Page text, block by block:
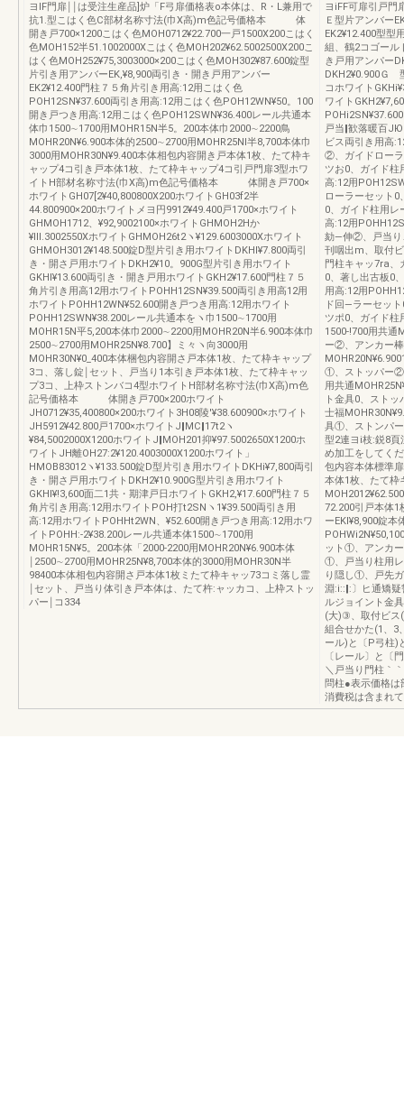
ヨlF門扉￨￨は受注生産品]炉「F弓扉価格表o本体は、R・L兼用で
抗1.型こはく色C部材名称寸法(巾X高)m色記号価格本 体
開き戸700×1200こはく色MOH0712¥22.700一戸1500X200こはく
色MOH152半51.1002000Xこはく色MOH202¥62.5002500X200こ
はく色MOH252¥75,3003000×200こはく色MOH302¥87.600錠型
片引き用アンバーEK,¥8,900両引き・開き戸用アンバー
EK2¥12.400門柱７５角片引き用高:12用こはく色
POH12SN¥37.600両引き用高:12用こはく色POH12WN¥50。100
開き戸つき用高:12用こはく色POH12SWN¥36.400レール共通本
体巾1500∼1700用MOHR15N半5。200本体巾2000∼2200鳥
MOHR20N¥6.900本体的2500∼2700用MOHR25NI半8,700本体巾
3000用MOHR30N¥9.400本体相包内容開き戸本体1枚、たて枠キ
ャップ4コ引き戸本体1枚、たて枠キャップ4コ引戸門扉3型ホワ
イトH部材名称寸法(巾X高)m色記号価格本 体開き戸700×
ホワイトGH07[2¥40,800800X200ホワイトGH03f2半
44.800900×200ホワイトメヨ円9912¥49.400戸1700×ホワイト
GHMOH1712、¥92,9002100×ホワイトGHMOH2Hか
¥lll.3002550XホワイトGHMOH26t2ヽ¥129.6003000Xホワイト
GHMOH3012¥148.500錠D型片引き用ホワイトDKHl¥7.800両引
き・開さ戸用ホワイトDKH2¥10。900G型片引き用ホワイト
GKHl¥13.600両引き・開き戸用ホワイトGKH2¥17.600門柱７５
角片引き用高12用ホワイトPOHH12SN¥39.500両引き用高12用
ホワイトPOHH12WN¥52.600開き戸つき用高:12用ホワイト
POHH12SWN¥38.200レール共通本をヽ巾1500∼1700用
MOHR15N平5,200本体巾2000∼2200用MOHR20N半6.900本体巾
2500∼2700用MOHR25N¥8.700】ミ々ヽ向3000用
MOHR30N¥0_400本体梱包内容開さ戸本体1枚、たて枠キャップ
3コ、落し錠￨セット、戸当り1本引き戸本体1枚、たて枠キャッ
プ3コ、上枠ストンバコ4型ホワイトH部材名称寸法(巾X高)m色
記号価格本 体開き戸700×200ホワイト
JH0712¥35,400800×200ホワイト3H08陵′¥38.600900×ホワイト
JH5912¥42.800戸1700×ホワイトJ‖MC‖17t2ヽ
¥84,5002000X1200ホワイトJ‖MOH201抑¥97.5002650X1200ホ
ワイトJH離OH27:2¥120.4003000X1200ホワイト」
HMOB83012ヽ¥133.500錠D型片引き用ホワイトDKHi¥7,800両引
き・開さ戸用ホワイトDKH2¥10.900G型片引き用ホワイト
GKHl¥!3,600面二1共・期津戸日ホワイトGKH2,¥17.600門柱７５
角片引き用高:12用ホワイトPOH打t2SNヽ1¥39.500両引き用
高:12用ホワイトPOHHt2WN、¥52.600開き戸つき用高:12用ホワ
イトPOHH:‐2¥38.200レール共通本体1500∼1700用
MOHR15N¥5。200本体「2000-2200用MOHR20N¥6.900本体
￨2500∼2700用MOHR25N¥8,700本体的3000用MOHR30N半
98400本体相包内容開さ戸本体1枚ミたて枠キャッ73コミ落し霊
￨セット、戸当り体引き戸本体は、たて杵:ャッカコ、上枠ストッ
パー￨コ334
ヨiFF可扉引戸門
Ｅ型片アンバー
EK2¥12.400型
組、鶴2コゴール
き戸用アンパー
DKH2¥0.900Ｇ
コホワイト
ワイト
戸当‖歓落暖百
ビス両引き用高
②、ガイドロー
ツお0、ガイド
高:12用
ローラーセット
0、ガイド柱用レ
高:12用
劾―伸②、戸当り
刊咽出m、取付
門柱キャッ7ra、
0、著し出古板0
用高:12用
ド回―ラーセッ
ツポ0、ガイド
1500-!700用共通
ー②、アンカー
①、ストッパー②
用共通
ト金具0、スト
士福
具①、ストンパ
型2連ヨi枝:鋭8頁
め加工をしてく
包内容本体標準
本体1枚、たて枠
72.200引戸本体1
ーEKl¥8,900錠本
ット①、アンカ
①、戸当り柱用
り隠し①、戸先
淵:i::‖:〕ヒ通矯
ルジョイント金
(大)③、取付ビス
組合せかた(1、3
ール)と〔P弓柱)
〔レール〕と〔
＼戸当り門柱｀
問柱●表示価格は
消費税は含まれ